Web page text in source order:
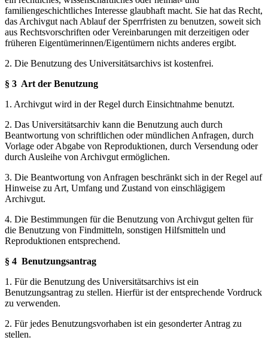
familiengeschichtliches Interesse glaubhaft macht. Sie hat das Recht,
das Archivgut nach Ablauf der Sperrfristen zu benutzen, soweit sich
aus Rechtsvorschriften oder Vereinbarungen mit derzeitigen oder
früheren Eigentümerinnen/Eigentümern nichts anderes ergibt.
2. Die Benutzung des Universitätsarchivs ist kostenfrei.
§ 3 Art der Benutzung
1. Archivgut wird in der Regel durch Einsichtnahme benutzt.
2. Das Universitätsarchiv kann die Benutzung auch durch
Beantwortung von schriftlichen oder mündlichen Anfragen, durch
Vorlage oder Abgabe von Reproduktionen, durch Versendung oder
durch Ausleihe von Archivgut ermöglichen.
3. Die Beantwortung von Anfragen beschränkt sich in der Regel auf
Hinweise zu Art, Umfang und Zustand von einschlägigem
Archivgut.
4. Die Bestimmungen für die Benutzung von Archivgut gelten für
die Benutzung von Findmitteln, sonstigen Hilfsmitteln und
Reproduktionen entsprechend.
§ 4 Benutzungsantrag
1. Für die Benutzung des Universitätsarchivs ist ein
Benutzungsantrag zu stellen. Hierfür ist der entsprechende Vordruck
zu verwenden.
2. Für jedes Benutzungsvorhaben ist ein gesonderter Antrag zu
stellen.